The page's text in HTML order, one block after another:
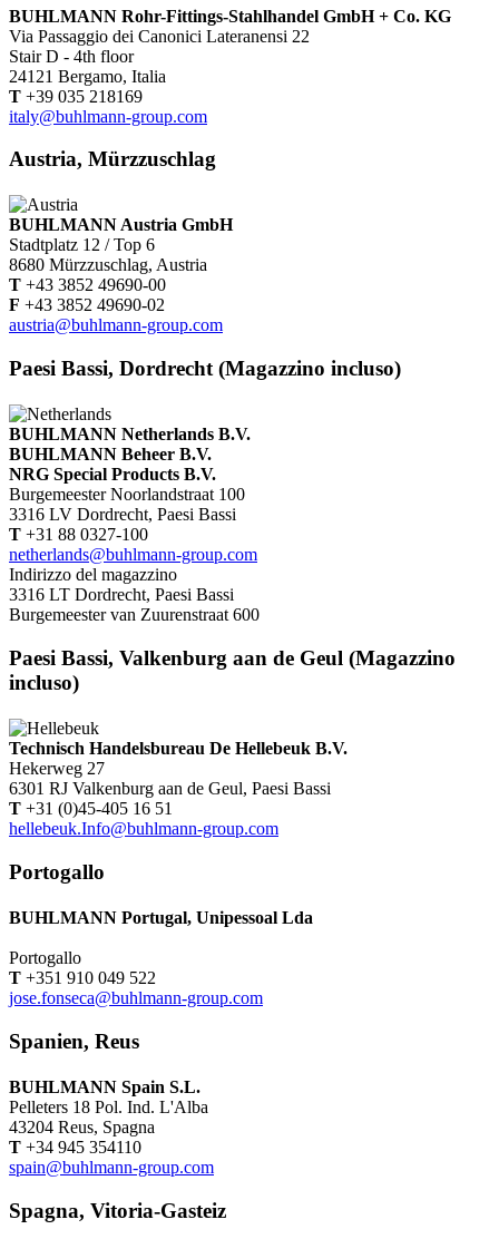
BUHLMANN Rohr-Fittings-Stahlhandel GmbH + Co. KG
Via Passaggio dei Canonici Lateranensi 22
Stair D - 4th floor
24121 Bergamo, Italia
T +39 035 218169
italy@buhlmann-group.com
Austria, Mürzzuschlag
BUHLMANN Austria GmbH
Stadtplatz 12 / Top 6
8680 Mürzzuschlag, Austria
T +43 3852 49690-00
F +43 3852 49690-02
austria@buhlmann-group.com
Paesi Bassi, Dordrecht (Magazzino incluso)
BUHLMANN Netherlands B.V.
BUHLMANN Beheer B.V.
NRG Special Products B.V.
Burgemeester Noorlandstraat 100
3316 LV Dordrecht, Paesi Bassi
T +31 88 0327-100
netherlands@buhlmann-group.com
Indirizzo del magazzino
3316 LT Dordrecht, Paesi Bassi
Burgemeester van Zuurenstraat 600
Paesi Bassi, Valkenburg aan de Geul (Magazzino
incluso)
Technisch Handelsbureau De Hellebeuk B.V.
Hekerweg 27
6301 RJ Valkenburg aan de Geul, Paesi Bassi
T +31 (0)45-405 16 51
hellebeuk.Info@buhlmann-group.com
Portogallo
BUHLMANN Portugal, Unipessoal Lda
Portogallo
T +351 910 049 522
jose.fonseca@buhlmann-group.com
Spanien, Reus
BUHLMANN Spain S.L.
Pelleters 18 Pol. Ind. L'Alba
43204 Reus, Spagna
T +34 945 354110
spain@buhlmann-group.com
Spagna, Vitoria-Gasteiz